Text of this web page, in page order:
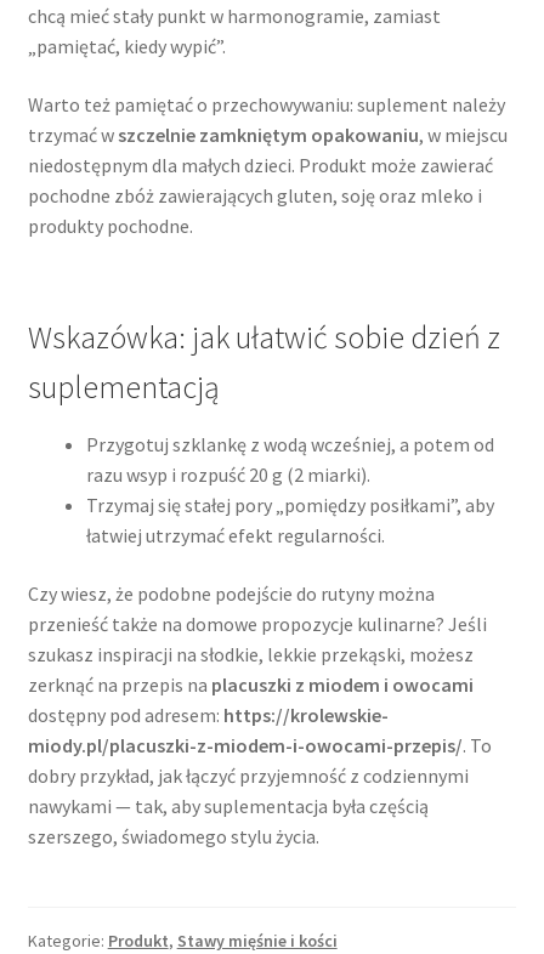
chcą mieć stały punkt w harmonogramie, zamiast
„pamiętać, kiedy wypić”.
Warto też pamiętać o przechowywaniu: suplement należy
trzymać wszczelnie zamkniętym opakowaniu, w miejscu
niedostępnym dla małych dzieci. Produkt może zawierać
pochodne zbóż zawierających gluten, soję oraz mleko i
produkty pochodne.
Wskazówka: jak ułatwić sobie dzień z
suplementacją
Przygotuj szklankę z wodą wcześniej, a potem od
razu wsyp i rozpuść 20 g (2 miarki).
Trzymaj się stałej pory „pomiędzy posiłkami”, aby
łatwiej utrzymać efekt regularności.
Czy wiesz, że podobne podejście do rutyny można
przenieść także na domowe propozycje kulinarne? Jeśli
szukasz inspiracji na słodkie, lekkie przekąski, możesz
zerknąć na przepis na placuszki z miodem i owocami
dostępny pod adresem: https://krolewskie-
miody.pl/placuszki-z-miodem-i-owocami-przepis/. To
dobry przykład, jak łączyć przyjemność z codziennymi
nawykami — tak, aby suplementacja była częścią
szerszego, świadomego stylu życia.
Kategorie: Produkt, Stawy mięśnie i kości